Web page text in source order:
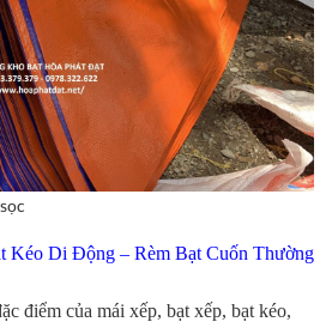
Kéo Di Động – Rèm Bạt Cuốn Thường
điểm của mái xếp, bạt xếp, bạt kéo,